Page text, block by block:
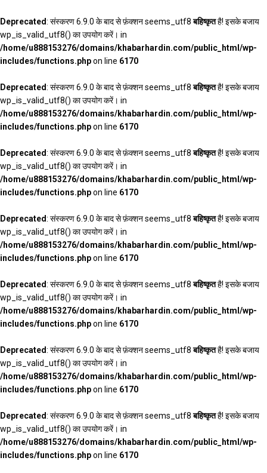
Deprecated: संस्करण 6.9.0 के बाद से फ़ंक्शन seems_utf8बहिष्कृतहै! इसके बजाय
wp_is_valid_utf8() का उपयोग करें। in
/home/u888153276/domains/khabarhardin.com/public_html/wp-
includes/functions.phpon line 6170
Deprecated: संस्करण 6.9.0 के बाद से फ़ंक्शन seems_utf8बहिष्कृतहै! इसके बजाय
wp_is_valid_utf8() का उपयोग करें। in
/home/u888153276/domains/khabarhardin.com/public_html/wp-
includes/functions.phpon line 6170
Deprecated: संस्करण 6.9.0 के बाद से फ़ंक्शन seems_utf8बहिष्कृतहै! इसके बजाय
wp_is_valid_utf8() का उपयोग करें। in
/home/u888153276/domains/khabarhardin.com/public_html/wp-
includes/functions.phpon line 6170
Deprecated: संस्करण 6.9.0 के बाद से फ़ंक्शन seems_utf8बहिष्कृतहै! इसके बजाय
wp_is_valid_utf8() का उपयोग करें। in
/home/u888153276/domains/khabarhardin.com/public_html/wp-
includes/functions.phpon line 6170
Deprecated: संस्करण 6.9.0 के बाद से फ़ंक्शन seems_utf8बहिष्कृतहै! इसके बजाय
wp_is_valid_utf8() का उपयोग करें। in
/home/u888153276/domains/khabarhardin.com/public_html/wp-
includes/functions.phpon line 6170
Deprecated: संस्करण 6.9.0 के बाद से फ़ंक्शन seems_utf8बहिष्कृतहै! इसके बजाय
wp_is_valid_utf8() का उपयोग करें। in
/home/u888153276/domains/khabarhardin.com/public_html/wp-
includes/functions.phpon line 6170
Deprecated: संस्करण 6.9.0 के बाद से फ़ंक्शन seems_utf8बहिष्कृतहै! इसके बजाय
wp_is_valid_utf8() का उपयोग करें। in
/home/u888153276/domains/khabarhardin.com/public_html/wp-
includes/functions.phpon line 6170